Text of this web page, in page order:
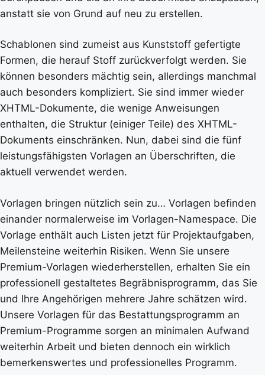
anstatt sie von Grund auf neu zu erstellen.
Schablonen sind zumeist aus Kunststoff gefertigte
Formen, die herauf Stoff zurückverfolgt werden. Sie
können besonders mächtig sein, allerdings manchmal
auch besonders kompliziert. Sie sind immer wieder
XHTML-Dokumente, die wenige Anweisungen
enthalten, die Struktur (einiger Teile) des XHTML-
Dokuments einschränken. Nun, dabei sind die fünf
leistungsfähigsten Vorlagen an Überschriften, die
aktuell verwendet werden.
Vorlagen bringen nützlich sein zu… Vorlagen befinden
einander normalerweise im Vorlagen-Namespace. Die
Vorlage enthält auch Listen jetzt für Projektaufgaben,
Meilensteine weiterhin Risiken. Wenn Sie unsere
Premium-Vorlagen wiederherstellen, erhalten Sie ein
professionell gestaltetes Begräbnisprogramm, das Sie
und Ihre Angehörigen mehrere Jahre schätzen wird.
Unsere Vorlagen für das Bestattungsprogramm an
Premium-Programme sorgen an minimalen Aufwand
weiterhin Arbeit und bieten dennoch ein wirklich
bemerkenswertes und professionelles Programm.